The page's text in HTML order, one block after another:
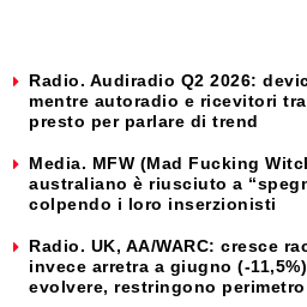
Radio. Audiradio Q2 2026:
mentre autoradio e ricevitori
presto per parlare di trend
Media. MFW (Mad Fucking
australiano è riusciuto a
colpendo i loro inserzionisti
Radio. UK, AA/WARC: cresce
invece arretra a giugno (-
evolvere, restringono perimetro